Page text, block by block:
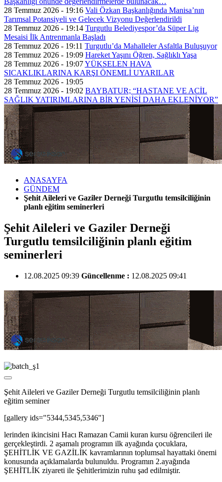
28 Temmuz 2026 - 19:16 Vali Özkan Başkanlığında Manisa’nın
Tarımsal Potansiyeli ve Gelecek Vizyonu Değerlendirildi
28 Temmuz 2026 - 19:14 Turgutlu Belediyespor’da Süper Lig
Mesaisi İlk Antrenmanla Başladı
28 Temmuz 2026 - 19:11 Turgutlu’da Mahalleler Asfaltla Buluşuyor
28 Temmuz 2026 - 19:09 Hareket Yaşını Öğren, Sağlıklı Yaşa
28 Temmuz 2026 - 19:07YÜKSELEN HAVA
SICAKLIKLARINA KARŞI ÖNEMLİ UYARILAR
28 Temmuz 2026 - 19:05
28 Temmuz 2026 - 19:02 BAYBATUR; “HASTANE VE ACİL
SAĞLIK YATIRIMLARINA BİR YENİSİ DAHA EKLENİYOR”
ANASAYFA
GÜNDEM
Şehit Aileleri ve Gaziler Derneği Turgutlu temsilciliğinin
planlı eğitim seminerleri
Şehit Aileleri ve Gaziler Derneği
Turgutlu temsilciliğinin planlı eğitim
seminerleri
12.08.2025 09:39 Güncellenme : 12.08.2025 09:41
Şehit Aileleri ve Gaziler Derneği Turgutlu temsilciliğinin planlı
eğitim seminer
[gallery ids="5344,5345,5346"]
lerinden ikincisini Hacı Ramazan Camii kuran kursu öğrencileri ile
gerçekleştirdi. 2 aşamalı programın ilk ayağında çocuklara,
ŞEHİTLİK VE GAZİLİK kavramlarının toplumsal hayattaki önemi
konusunda açıklamalarda bulunuldu. Programın 2.ayağında
ŞEHİTLİK ziyareti ile Şehitlerimizin ruhu şad edilmiştir.